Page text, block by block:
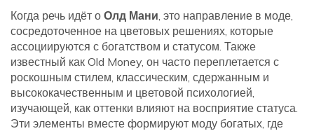
Когда речь идёт о Олд Мани, это направление в моде,
сосредоточенное на цветовых решениях, которые
ассоциируются с богатством и статусом. Также
известный как Old Money, он часто переплетается с
роскошным стилем, классическим, сдержанным и
высококачественным и цветовой психологией,
изучающей, как оттенки влияют на восприятие статуса.
Эти элементы вместе формируют моду богатых, где